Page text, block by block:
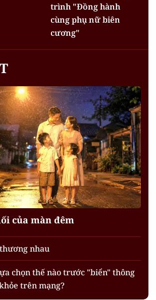
trình "Đồng hành
cùng phụ nữ biên
cương"
của màn đêm
nhau
chọn thế nào trước "biển" thông
trên mạng?